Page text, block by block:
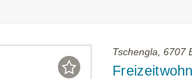
Tschengla, 6707